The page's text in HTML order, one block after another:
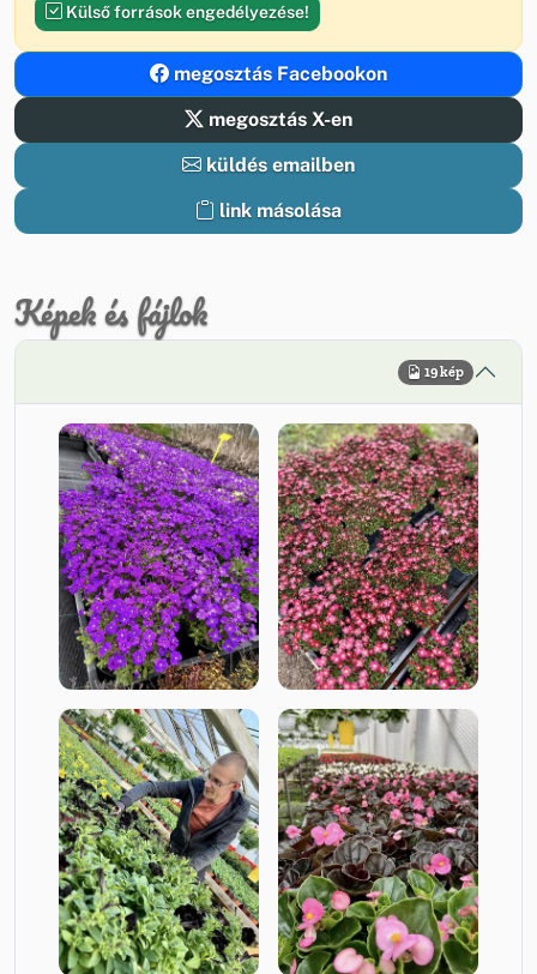
Külső források engedélyezése!
megosztás Facebookon
megosztás X-en
küldés emailben
link másolása
Képek és fájlok
19 kép